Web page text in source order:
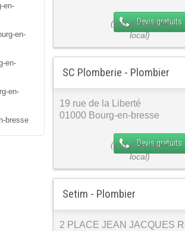
en-
en-
en-
en-
bresse
Devis gratuits
SC Plomberie - Plombier
19 rue de la Liberté
01000 Bourg-en-bresse
Devis gratuits
Setim - Plombier
2 PLACE JEAN JACQUES